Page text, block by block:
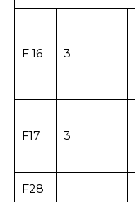
F 16 3
F17 3
F28